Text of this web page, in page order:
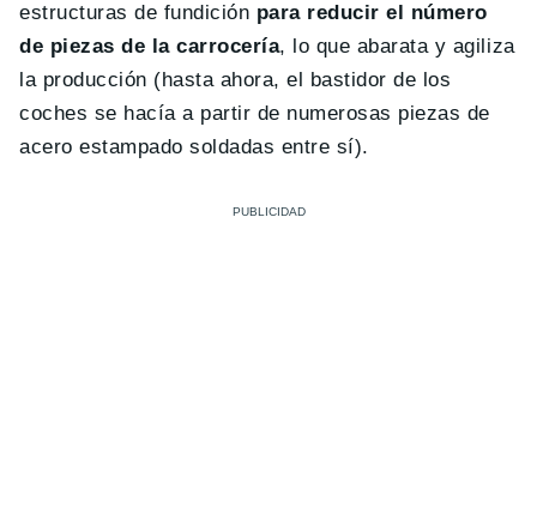
estructuras de fundición para reducir el número
de piezas de la carrocería, lo que abarata y agiliza
la producción (hasta ahora, el bastidor de los
coches se hacía a partir de numerosas piezas de
acero estampado soldadas entre sí).